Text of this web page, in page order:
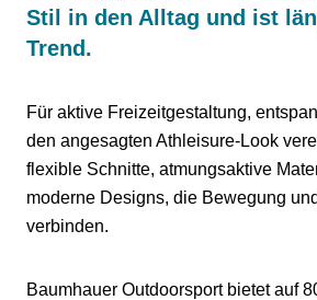
Stil in den Alltag und ist
Trend.
Für aktive Freizeitgestaltung,
den angesagten Athleisure-Look
flexible Schnitte, atmungsaktive
moderne Designs, die Bewegung
verbinden.
Baumhauer Outdoorsport bietet auf